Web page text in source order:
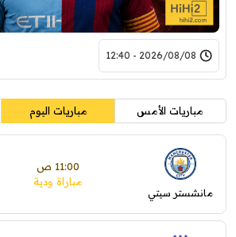
2026/08/08 - 12:40
مباريات الأمس مباريات اليوم
مانشستر سيتي
11:00 ص
مباراة ودية